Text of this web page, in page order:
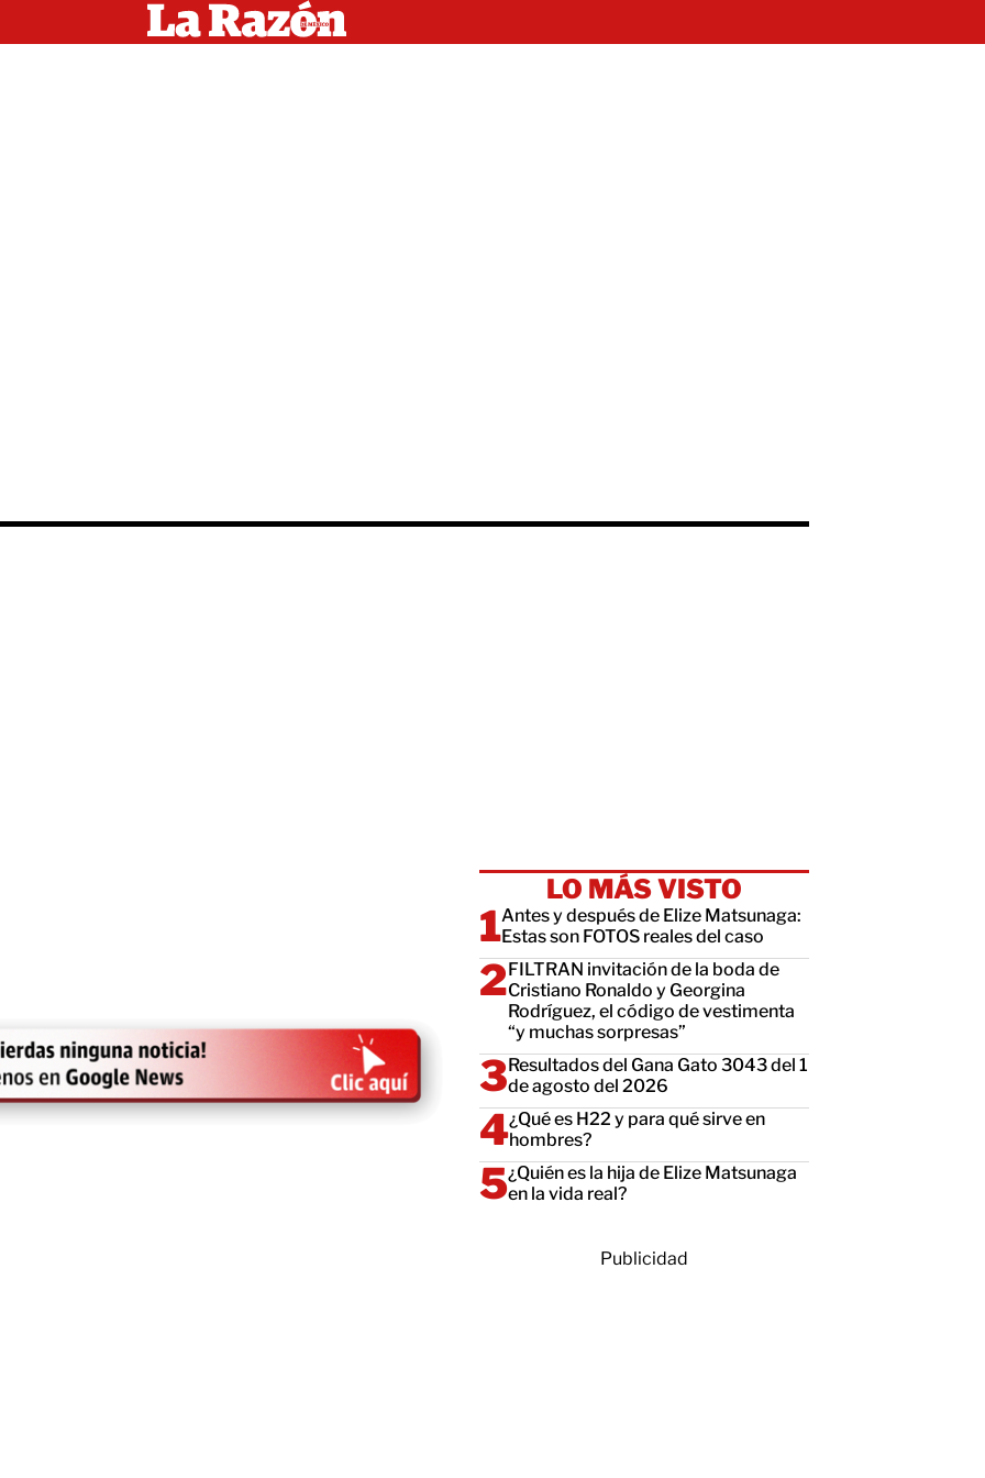
LO MÁS VISTO
Antes y después de Elize Matsunaga:
Estas son FOTOS reales del caso
FILTRAN invitación de la boda de
Cristiano Ronaldo y Georgina
Rodríguez, el código de vestimenta
“y muchas sorpresas”
Resultados del Gana Gato 3043 del 1
de agosto del 2026
¿Qué es H22 y para qué sirve en
hombres?
¿Quién es la hija de Elize Matsunaga
en la vida real?
Publicidad